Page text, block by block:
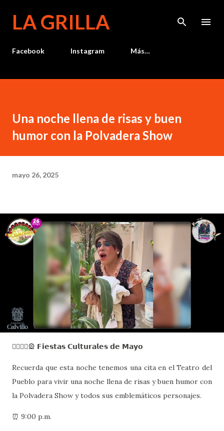
LA GRILLA
Facebook Instagram Más…
Una noche llena de risas y buen
humor con la Polvadera Show
mayo 26, 2025
🙋🏻‍♂️✝️🎡 𝗙𝗶𝗲𝘀𝘁𝗮𝘀 𝗖𝘂𝗹𝘁𝘂𝗿𝗮𝗹𝗲𝘀 𝗱𝗲 𝗠𝗮𝘆𝗼
Recuerda que esta noche tenemos una cita en el Teatro del
Pueblo para vivir una noche llena de risas y buen humor con
la Polvadera Show y todos sus emblemáticos personajes.
⏰ 9:00 p.m.